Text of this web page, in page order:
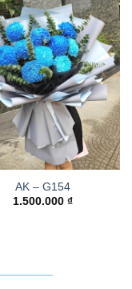
AK – G154
1.500.000 ₫